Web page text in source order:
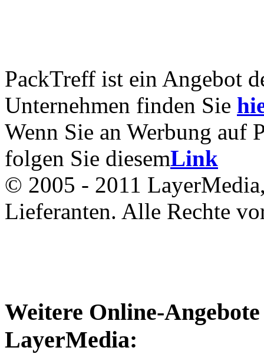
PackTreff ist ein Angebot
Unternehmen finden Sie
Wenn Sie an Werbung auf
folgen Sie diesemLink
© 2005 - 2011
Lieferanten. Alle Rechte
Weitere Online-Angebote
LayerMedia: